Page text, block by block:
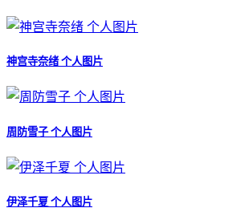
神宫寺奈绪 个人图片
周防雪子 个人图片
伊泽千夏 个人图片